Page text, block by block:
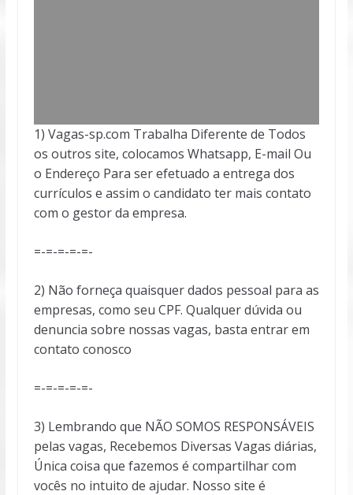
1) Vagas-sp.com Trabalha Diferente de Todos
os outros site, colocamos Whatsapp, E-mail Ou
o Endereço Para ser efetuado a entrega dos
currículos e assim o candidato ter mais contato
com o gestor da empresa.
=-=-=-=-=-
2) Não forneça quaisquer dados pessoal para as
empresas, como seu CPF. Qualquer dúvida ou
denuncia sobre nossas vagas, basta entrar em
contato conosco
=-=-=-=-=-
3) Lembrando que NÃO SOMOS RESPONSÁVEIS
pelas vagas, Recebemos Diversas Vagas diárias,
Única coisa que fazemos é compartilhar com
vocês no intuito de ajudar. Nosso site é